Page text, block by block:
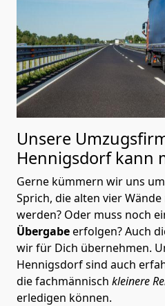
Unsere
Hennigsdorf kann
Gerne kümmern wir uns
Sprich, die alten vier
werden? Oder muss noch
Übergabeerfolgen? Auch
wir für Dich übernehmen.
Hennigsdorf sind auch
die fachmännisch kleinere
erledigen können.